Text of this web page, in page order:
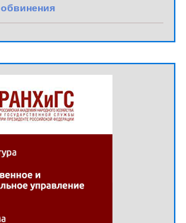
обвинения